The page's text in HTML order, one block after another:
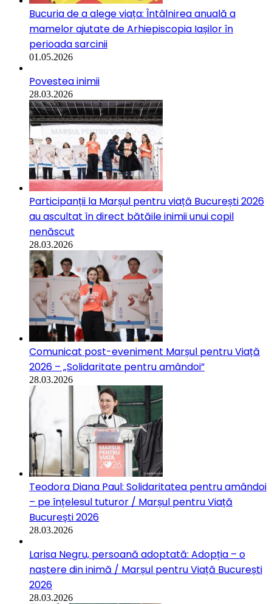
Bucuria de a alege viața: Întâlnirea anuală a
mamelor ajutate de Arhiepiscopia Iașilor în
perioada sarcinii
01.05.2026
Povestea inimii
28.03.2026
Participanții la Marșul pentru viață București 2026
au ascultat în direct bătăile inimii unui copil
nenăscut
28.03.2026
Comunicat post-eveniment Marșul pentru Viață
2026 – „Solidaritate pentru amândoi”
28.03.2026
Teodora Diana Paul: Solidaritatea pentru amândoi
– pe înțelesul tuturor / Marșul pentru Viață
București 2026
28.03.2026
Larisa Negru, persoană adoptată: Adopția – o
naștere din inimă / Marșul pentru Viață București
2026
28.03.2026